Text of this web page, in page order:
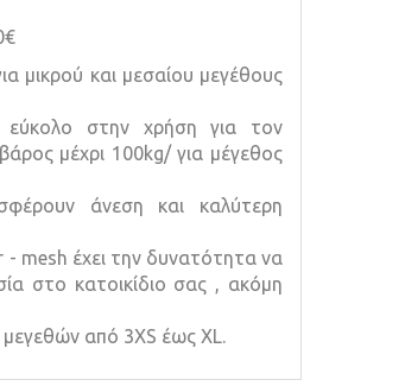
μικρού και μεσαίου μεγέθους
στην χρήση για τον
μέχρι 100kg/ για μέγεθος
άνεση και καλύτερη
mesh έχει την δυνατότητα να
στο κατοικίδιο σας , ακόμη
μεγεθών από 3XS έως XL.